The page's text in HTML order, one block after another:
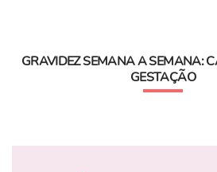
GRAVIDEZ SEMANA A SEMANA:
GESTAÇÃO